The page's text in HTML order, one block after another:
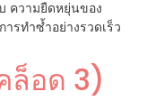
ความยืดหยุ่นของ
รทำซ้ำอย่างรวดเร็ว
ล็อด 3)